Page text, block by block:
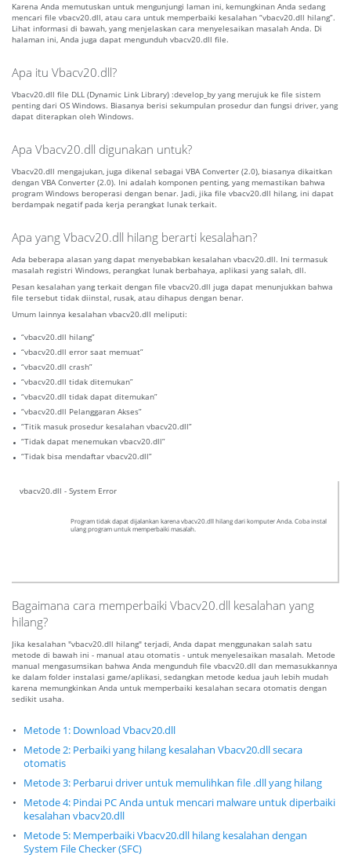
Karena Anda memutuskan untuk mengunjungi laman ini, kemungkinan Anda sedang
mencari file vbacv20.dll, atau cara untuk memperbaiki kesalahan “vbacv20.dll hilang”.
Lihat informasi di bawah, yang menjelaskan cara menyelesaikan masalah Anda. Di
halaman ini, Anda juga dapat mengunduh vbacv20.dll file.
Apa itu Vbacv20.dll?
Vbacv20.dll file DLL (Dynamic Link Library) :develop_by yang merujuk ke file sistem
penting dari OS Windows. Biasanya berisi sekumpulan prosedur dan fungsi driver, yang
dapat diterapkan oleh Windows.
Apa Vbacv20.dll digunakan untuk?
Vbacv20.dll mengajukan, juga dikenal sebagai VBA Converter (2.0), biasanya dikaitkan
dengan VBA Converter (2.0). Ini adalah komponen penting, yang memastikan bahwa
program Windows beroperasi dengan benar. Jadi, jika file vbacv20.dll hilang, ini dapat
berdampak negatif pada kerja perangkat lunak terkait.
Apa yang Vbacv20.dll hilang berarti kesalahan?
Ada beberapa alasan yang dapat menyebabkan kesalahan vbacv20.dll. Ini termasuk
masalah registri Windows, perangkat lunak berbahaya, aplikasi yang salah, dll.
Pesan kesalahan yang terkait dengan file vbacv20.dll juga dapat menunjukkan bahwa
file tersebut tidak diinstal, rusak, atau dihapus dengan benar.
Umum lainnya kesalahan vbacv20.dll meliputi:
“vbacv20.dll hilang”
“vbacv20.dll error saat memuat”
“vbacv20.dll crash”
“vbacv20.dll tidak ditemukan”
“vbacv20.dll tidak dapat ditemukan”
“vbacv20.dll Pelanggaran Akses”
“Titik masuk prosedur kesalahan vbacv20.dll”
“Tidak dapat menemukan vbacv20.dll”
“Tidak bisa mendaftar vbacv20.dll”
vbacv20.dll - System Error
Program tidak dapat dijalankan karena vbacv20.dll hilang dari komputer Anda. Coba instal
ulang program untuk memperbaiki masalah.
Bagaimana cara memperbaiki Vbacv20.dll kesalahan yang
hilang?
Jika kesalahan "vbacv20.dll hilang" terjadi, Anda dapat menggunakan salah satu
metode di bawah ini - manual atau otomatis - untuk menyelesaikan masalah. Metode
manual mengasumsikan bahwa Anda mengunduh file vbacv20.dll dan memasukkannya
ke dalam folder instalasi game/aplikasi, sedangkan metode kedua jauh lebih mudah
karena memungkinkan Anda untuk memperbaiki kesalahan secara otomatis dengan
sedikit usaha.
Metode 1: Download Vbacv20.dll
Metode 2: Perbaiki yang hilang kesalahan Vbacv20.dll secara
otomatis
Metode 3: Perbarui driver untuk memulihkan file .dll yang hilang
Metode 4: Pindai PC Anda untuk mencari malware untuk diperbaiki
kesalahan vbacv20.dll
Metode 5: Memperbaiki Vbacv20.dll hilang kesalahan dengan
System File Checker (SFC)